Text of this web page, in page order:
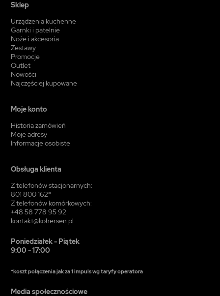
Sklep
Urządzenia kuchenne
Garnki i patelnie
Noże i akcesoria
Zestawy
Promocje
Outlet
Nowości
Najczęściej kupowane
Moje konto
Historia zamówień
Moje adresy
Informacje osobiste
Obsługa klienta
Z telefonów stacjonarnych:
801 800 162*
Z telefonów komórkowych:
+48 58 778 95 92
kontakt@kohersen.pl
Poniedziałek - Piątek
9:00 - 17:00
*koszt połączenia jak za 1 impuls wg taryfy operatora
Media społecznościowe